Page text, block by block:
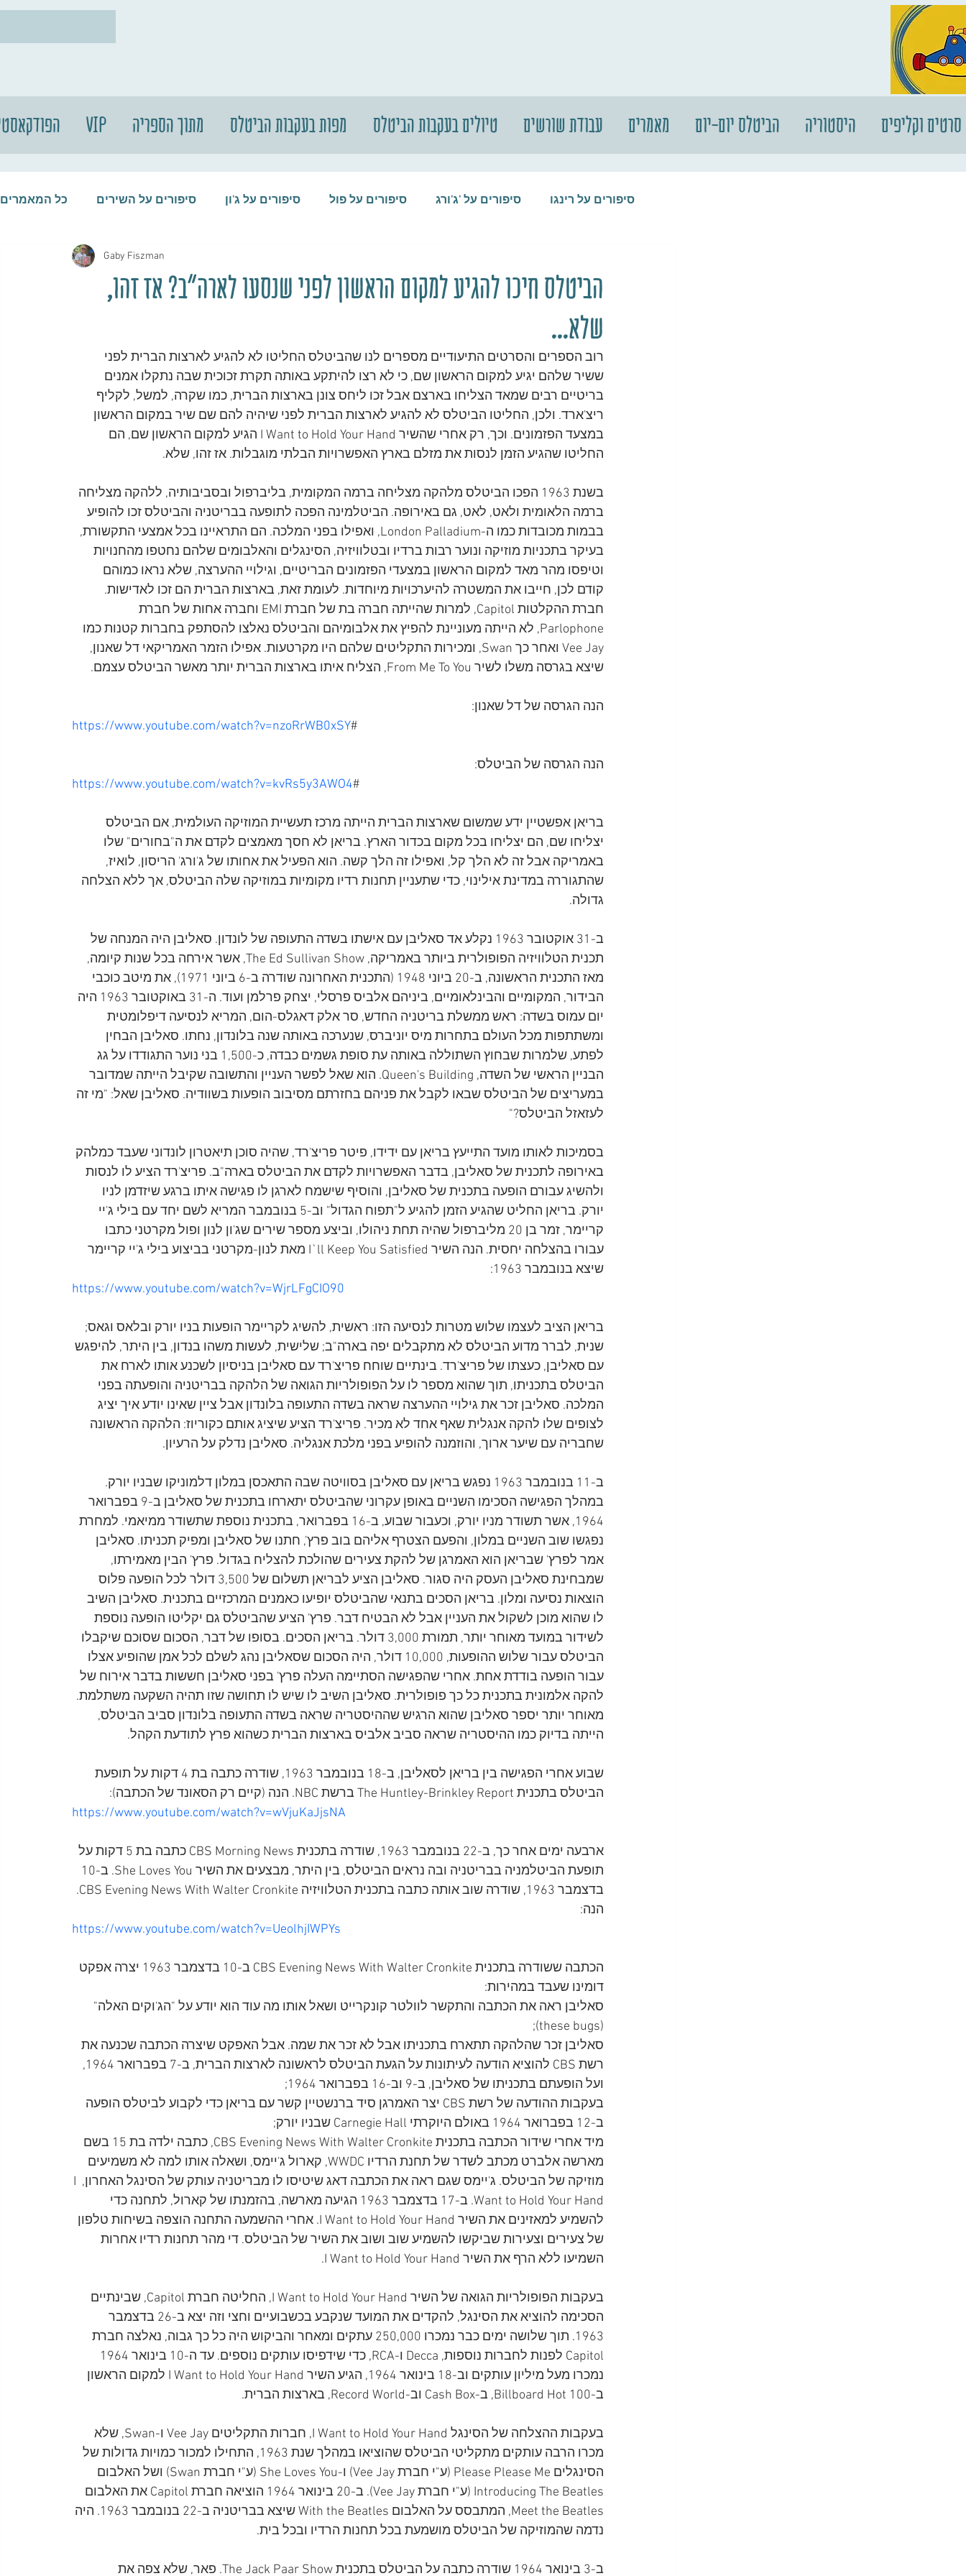
VIP מתוך הספריה מפות בעקבות הביטלס טיולים בעקבות הביטלס עבודת שורשים מאמרים הביטלס יום-יום היסטוריה סרטים וקליפים
כל המאמרים סיפורים על השירים סיפורים על ג'ון סיפורים על פול סיפורים על 'ג'ורג סיפורים על רינגו
סיפורים על הביטלס סיפורים על התקליטים
הביטלס חיכו להגיע למקום הראשון לפני שנסעו לארה"ב? אז זהו,
שלא...
Gaby Fiszman
רוב הספרים והסרטים התיעודיים מספרים לנו שהביטלס החליטו לא להגיע לארצות הברית לפני
ששיר שלהם יגיע למקום הראשון שם, כי לא רצו להיתקע באותה תקרת זכוכית שבה נתקלו אמנים
בריטיים רבים שמאד הצליחו בארצם אבל זכו ליחס צונן בארצות הברית, כמו שקרה, למשל, לקליף
ריצ'ארד. ולכן, החליטו הביטלס לא להגיע לארצות הברית לפני שיהיה להם שם שיר במקום הראשון
במצעד הפזמונים. וכך, רק אחרי שהשיר I Want to Hold Your Hand הגיע למקום הראשון שם, הם
החליטו שהגיע הזמן לנסות את מזלם בארץ האפשרויות הבלתי מוגבלות. אז זהו, שלא.
בשנת 1963 הפכו הביטלס מלהקה מצליחה ברמה המקומית, בליברפול ובסביבותיה, ללהקה מצליחה
ברמה הלאומית ולאט, לאט, גם באירופה. הביטלמינה הפכה לתופעה בבריטניה והביטלס זכו להופיע
בבמות מכובדות כמו ה-London Palladium, ואפילו בפני המלכה. הם התראיינו בכל אמצעי התקשורת,
בעיקר בתכניות מוזיקה ונוער רבות ברדיו ובטלוויזיה, הסינגלים והאלבומים שלהם נחטפו מהחנויות
וטיפסו מהר מאד למקום הראשון במצעדי הפזמונים הבריטיים, וגילויי ההערצה, שלא נראו כמוהם
קודם לכן, חייבו את המשטרה להיערכויות מיוחדות. לעומת זאת, בארצות הברית הם זכו לאדישות.
חברת ההקלטות Capitol, למרות שהייתה חברה בת של חברת EMI וחברה אחות של חברת
Parlophone, לא הייתה מעוניינת להפיץ את אלבומיהם והביטלס נאלצו להסתפק בחברות קטנות כמו
Vee Jay ואחר כך Swan, ומכירות התקליטים שלהם היו מקרטעות. אפילו הזמר האמריקאי דל שאנון,
שיצא בגרסה משלו לשיר From Me To You, הצליח איתו בארצות הברית יותר מאשר הביטלס עצמם.
הנה הגרסה של דל שאנון:
https://www.youtube.com/watch?v=nzoRrWB0xSY#
הנה הגרסה של הביטלס:
https://www.youtube.com/watch?v=kvRs5y3AWO4#
בריאן אפשטיין ידע שמשום שארצות הברית הייתה מרכז תעשיית המוזיקה העולמית, אם הביטלס
יצליחו שם, הם יצליחו בכל מקום בכדור הארץ. בריאן לא חסך מאמצים לקדם את ה"בחורים" שלו
באמריקה אבל זה לא הלך קל, ואפילו זה הלך קשה. הוא הפעיל את אחותו של ג'ורג' הריסון, לואיז,
שהתגוררה במדינת אילינוי, כדי שתעניין תחנות רדיו מקומיות במוזיקה שלה הביטלס, אך ללא הצלחה
גדולה.
ב-31 אוקטובר 1963 נקלע אד סאליבן עם אישתו בשדה התעופה של לונדון. סאליבן היה המנחה של
תכנית הטלוויזיה הפופולרית ביותר באמריקה, The Ed Sullivan Show, אשר אירחה בכל שנות קיומה,
מאז התכנית הראשונה, ב-20 ביוני 1948 (התכנית האחרונה שודרה ב-6 ביוני 1971), את מיטב כוכבי
הבידור, המקומיים והבינלאומיים, ביניהם אלביס פרסלי, יצחק פרלמן ועוד. ה-31 באוקטובר 1963 היה
יום עמוס בשדה: ראש ממשלת בריטניה החדש, סר אלק דאגלס-הום, המריא לנסיעה דיפלומטית
ומשתתפות מכל העולם בתחרות מיס יוניברס, שנערכה באותה שנה בלונדון, נחתו. סאליבן הבחין
לפתע, שלמרות שבחוץ השתוללה באותה עת סופת גשמים כבדה, כ-1,500 בני נוער התגודדו על גג
הבניין הראשי של השדה, Queen's Building. הוא שאל לפשר העניין והתשובה שקיבל הייתה שמדובר
במעריצים של הביטלס שבאו לקבל את פניהם בחזרתם מסיבוב הופעות בשוודיה. סאליבן שאל: "מי זה
לעזאזל הביטלס?"
בסמיכות לאותו מועד התייעץ בריאן עם ידידו, פיטר פריצ'רד, שהיה סוכן תיאטרון לונדוני שעבד כמלהק
באירופה לתכנית של סאליבן, בדבר האפשרויות לקדם את הביטלס בארה"ב. פריצ'רד הציע לו לנסות
ולהשיג עבורם הופעה בתכנית של סאליבן, והוסיף שישמח לארגן לו פגישה איתו ברגע שיזדמן לניו
יורק. בריאן החליט שהגיע הזמן להגיע ל"תפוח הגדול" וב-5 בנובמבר המריא לשם יחד עם בילי ג'יי
קריימר, זמר בן 20 מליברפול שהיה תחת ניהולו, וביצע מספר שירים שג'ון לנון ופול מקרטני כתבו
עבורו בהצלחה יחסית. הנה השיר I`ll Keep You Satisfied מאת לנון-מקרטני בביצוע בילי ג'יי קריימר
שיצא בנובמבר 1963:
https://www.youtube.com/watch?v=WjrLFgCIO90
בריאן הציב לעצמו שלוש מטרות לנסיעה הזו: ראשית, להשיג לקריימר הופעות בניו יורק ובלאס וגאס;
שנית, לברר מדוע הביטלס לא מתקבלים יפה בארה"ב; שלישית, לעשות משהו בנדון, בין היתר, להיפגש
עם סאליבן, כעצתו של פריצ'רד. בינתיים שוחח פריצ'רד עם סאליבן בניסיון לשכנע אותו לארח את
הביטלס בתכניתו, תוך שהוא מספר לו על הפופולריות הגואה של הלהקה בבריטניה והופעתה בפני
המלכה. סאליבן זכר את גילויי ההערצה שראה בשדה התעופה בלונדון אבל ציין שאינו יודע איך יציג
לצופים שלו להקה אנגלית שאף אחד לא מכיר. פריצ'רד הציע שיציג אותם כקוריוז: הלהקה הראשונה
שחבריה עם שיער ארוך, והוזמנה להופיע בפני מלכת אנגליה. סאליבן נדלק על הרעיון.
ב-11 בנובמבר 1963 נפגש בריאן עם סאליבן בסוויטה שבה התאכסן במלון דלמוניקו שבניו יורק.
במהלך הפגישה הסכימו השניים באופן עקרוני שהביטלס יתארחו בתכנית של סאליבן ב-9 בפברואר
1964, אשר תשודר מניו יורק, וכעבור שבוע, ב-16 בפברואר, בתכנית נוספת שתשודר ממיאמי. למחרת
נפגשו שוב השניים במלון, והפעם הצטרף אליהם בוב פרץ', חתנו של סאליבן ומפיק תכניתו. סאליבן
אמר לפרץ' שבריאן הוא האמרגן של להקת צעירים שהולכת להצליח בגדול. פרץ' הבין מאמירתו,
שמבחינת סאליבן העסק היה סגור. סאליבן הציע לבריאן תשלום של 3,500 דולר לכל הופעה פלוס
הוצאות נסיעה ומלון. בריאן הסכים בתנאי שהביטלס יופיעו כאמנים המרכזיים בתכנית. סאליבן השיב
לו שהוא מוכן לשקול את העניין אבל לא הבטיח דבר. פרץ' הציע שהביטלס גם יקליטו הופעה נוספת
לשידור במועד מאוחר יותר, תמורת 3,000 דולר. בריאן הסכים. בסופו של דבר, הסכום שסוכם שיקבלו
הביטלס עבור שלוש ההופעות, 10,000 דולר, היה הסכום שסאליבן נהג לשלם לכל אמן שהופיע אצלו
עבור הופעה בודדת אחת. אחרי שהפגישה הסתיימה העלה פרץ' בפני סאליבן חששות בדבר אירוח של
להקה אלמונית בתכנית כל כך פופולרית. סאליבן השיב לו שיש לו תחושה שזו תהיה השקעה משתלמת.
מאוחר יותר יספר סאליבן שהוא הרגיש שההיסטריה שראה בשדה התעופה בלונדון סביב הביטלס,
הייתה בדיוק כמו ההיסטריה שראה סביב אלביס בארצות הברית כשהוא פרץ לתודעת הקהל.
שבוע אחרי הפגישה בין בריאן לסאליבן, ב-18 בנובמבר 1963, שודרה כתבה בת 4 דקות על תופעת
הביטלס בתכנית The Huntley-Brinkley Report ברשת NBC. הנה (קיים רק הסאונד של הכתבה):
https://www.youtube.com/watch?v=wVjuKaJjsNA
ארבעה ימים אחר כך, ב-22 בנובמבר 1963, שודרה בתכנית CBS Morning News כתבה בת 5 דקות על
בדצמבר 1963, שודרה שוב אותה כתבה בתכנית הטלוויזיה CBS Evening News With Walter Cronkite.
הנה:
https://www.youtube.com/watch?v=UeolhjIWPYs
הכתבה ששודרה בתכנית CBS Evening News With Walter Cronkite ב-10 בדצמבר 1963 יצרה אפקט
דומינו שעבד במהירות:
סאליבן ראה את הכתבה והתקשר לוולטר קונקרייט ושאל אותו מה עוד הוא יודע על "הג'וקים האלה"
(these bugs);
סאליבן זכר שהלהקה תתארח בתכניתו אבל לא זכר את שמה. אבל האפקט שיצרה הכתבה שכנעה את
רשת CBS להוציא הודעה לעיתונות על הגעת הביטלס לראשונה לארצות הברית, ב-7 בפברואר 1964,
ועל הופעתם בתכניתו של סאליבן, ב-9 וב-16 בפברואר 1964;
בעקבות ההודעה של רשת CBS יצר האמרגן סיד ברנשטיין קשר עם בריאן כדי לקבוע לביטלס הופעה
ב-12 בפברואר 1964 באולם היוקרתי Carnegie Hall שבניו יורק;
מיד אחרי שידור הכתבה בתכנית CBS Evening News With Walter Cronkite, כתבה ילדה בת 15 בשם
מארשה אלברט מכתב לשדר של תחנת הרדיו WWDC, קארול ג'יימס, ושאלה אותו למה לא משמיעים
מוזיקה של הביטלס. ג'יימס שגם ראה את הכתבה דאג שיטיסו לו מבריטניה עותק של הסינגל האחרון, I
Want to Hold Your Hand. ב-17 בדצמבר 1963 הגיעה מארשה, בהזמנתו של קארול, לתחנה כדי
להשמיע למאזינים את השיר I Want to Hold Your Hand. אחרי ההשמעה התחנה הוצפה בשיחות טלפון
של צעירים וצעירות שביקשו להשמיע שוב ושוב את השיר של הביטלס. די מהר תחנות רדיו אחרות
השמיעו ללא הרף את השיר I Want to Hold Your Hand.
בעקבות הפופולריות הגואה של השיר I Want to Hold Your Hand, החליטה חברת Capitol, שבינתיים
הסכימה להוציא את הסינגל, להקדים את המועד שנקבע בכשבועיים וחצי וזה יצא ב-26 בדצמבר
1963. תוך שלושה ימים כבר נמכרו 250,000 עתקים ומאחר והביקוש היה כל כך גבוה, נאלצה חברת
נמכרו מעל מיליון עותקים וב-18 בינואר 1964, הגיע השיר I Want to Hold Your Hand למקום הראשון
ב-Billboard Hot 100, ב-Cash Box וב-Record World, בארצות הברית.
בעקבות ההצלחה של הסינגל I Want to Hold Your Hand, חברות התקליטים Vee Jay ו-Swan, שלא
מכרו הרבה עותקים מתקליטי הביטלס שהוציאו במהלך שנת 1963, התחילו למכור כמויות גדולות של
הסינגלים Please Please Me (ע"י חברת Vee Jay) ו-She Loves You (ע"י חברת Swan) ושל האלבום
Introducing The Beatles (ע"י חברת Vee Jay). ב-20 בינואר 1964 הוציאה חברת Capitol את האלבום
Meet the Beatles, המתבסס על האלבום With the Beatles שיצא בבריטניה ב-22 בנובמבר 1963. היה
נדמה שהמוזיקה של הביטלס מושמעת בכל תחנות הרדיו ובכל בית.
ב-3 בינואר 1964 שודרה כתבה על הביטלס בתכנית The Jack Paar Show. פאר, שלא צפה את